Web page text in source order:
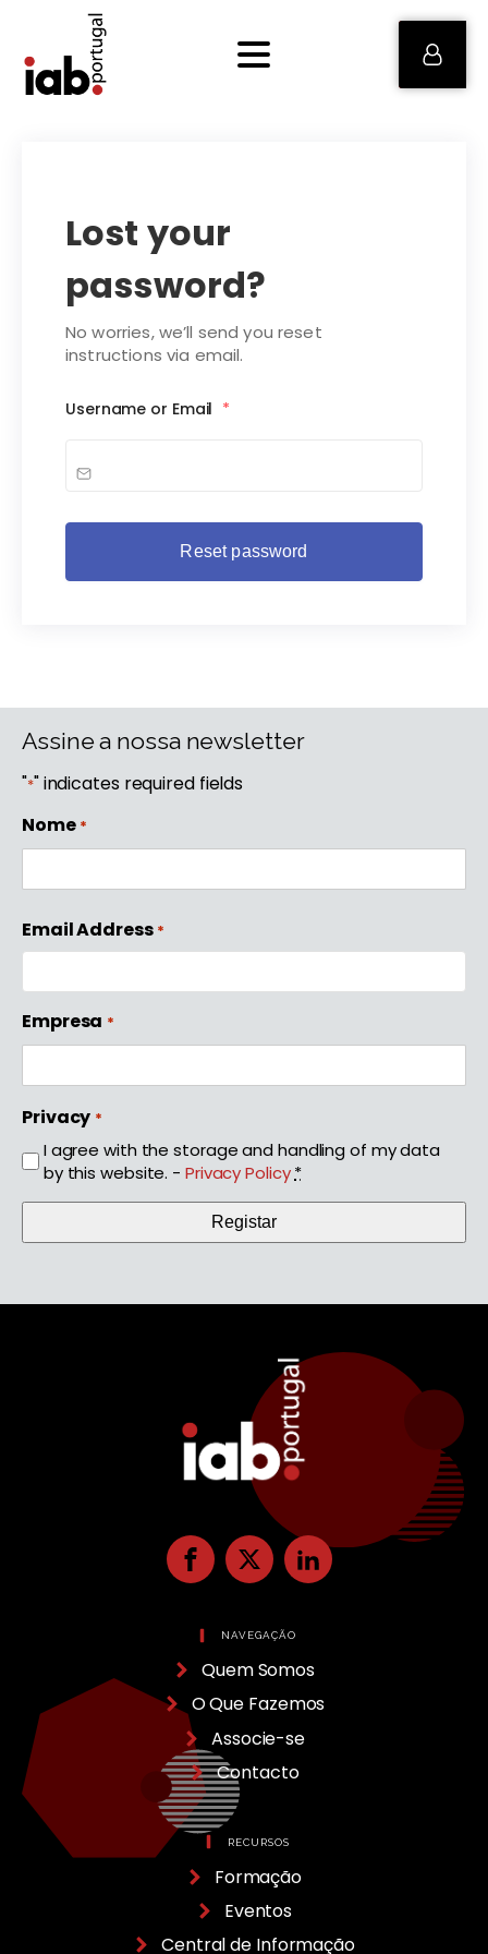
Lost your
password?
No worries, we’ll send you reset
instructions via email.
Username or Email *
Assine a nossa newsletter
"*" indicates required fields
Nome *
Email Address *
Empresa *
Privacy *
I agree with the storage and handling of my data
by this website. - Privacy Policy *
NAVEGAÇÃO
Quem Somos
O Que Fazemos
Associe-se
Contacto
RECURSOS
Formação
Eventos
Central de Informação